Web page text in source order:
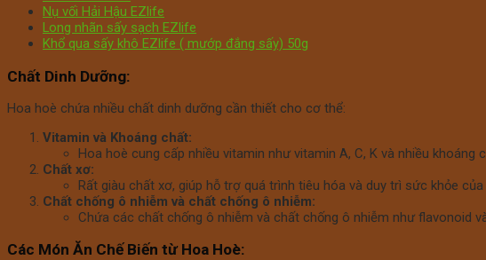
Nụ vối Hải Hậu EZlife
Long nhãn sấy sạch EZlife
Khổ qua sấy khô EZlife ( mướp đắng sấy) 50g
Chất Dinh Dưỡng:
Hoa hoè chứa nhiều chất dinh dưỡng cần thiết cho cơ thể:
Vitamin và Khoáng chất:
Hoa hoè cung cấp nhiều vitamin như vitamin A, C, K và nhiều khoáng
Chất xơ:
Rất giàu chất xơ, giúp hỗ trợ quá trình tiêu hóa và duy trì sức khỏe
Chất chống ô nhiễm và chất chống ô nhiễm:
Chứa các chất chống ô nhiễm và chất chống ô nhiễm như flavonoid
Các Món Ăn Chế Biến từ Hoa Hoè: